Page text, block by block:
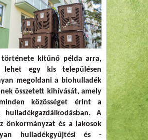
története kitűnő példa arra,
lehet egy kis településen
megoldani a biohulladék
összetett kihívását, amely
közösséget érint a
hulladékgazdálkodásban. A
önkormányzat és a lakosok
hulladékgyűjtési és -